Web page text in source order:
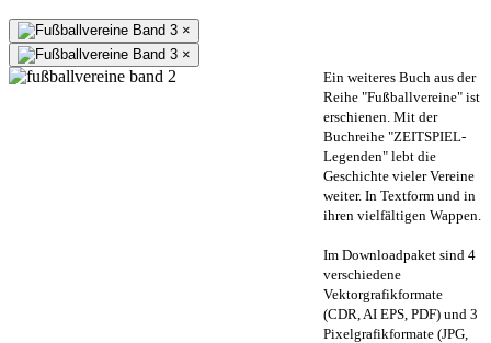
×
×
Ein weiteres Buch aus der
Reihe "Fußballvereine" ist
erschienen. Mit der
Buchreihe "ZEITSPIEL-
Legenden" lebt die
Geschichte vieler Vereine
weiter. In Textform und in
ihren vielfältigen Wappen.
Im Downloadpaket sind 4
verschiedene
Vektorgrafikformate
(CDR, AI EPS, PDF) und 3
Pixelgrafikformate (JPG,